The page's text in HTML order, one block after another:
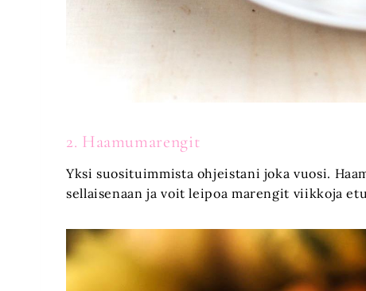
2. Haamumarengit
Yksi suosituimmista ohjeistani joka vuosi.
sellaisenaan ja voit leipoa marengit viikkoja